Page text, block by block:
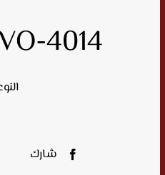
4014
شارك